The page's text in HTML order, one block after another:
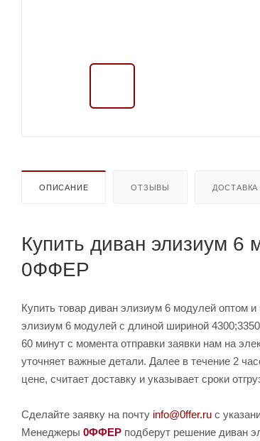
ОПИСАНИЕ ОТЗЫВЫ ДОСТАВКА
Купить диван элизиум 6
0ФФЕР
Купить товар диван элизиум 6 модулей оптом
элизиум 6 модулей с длиной шириной
60 минут с момента отправки заявки нам на
уточняет важные детали. Далее в течение 2
цене, считает доставку и указывает сроки
Сделайте заявку на почту info@0ffer.ru с
Менеджеры 0ФФЕР подберут решение диван